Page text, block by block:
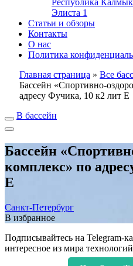
Республика
Элиста 1
Статьи и обзоры
Контакты
О нас
Политика
Главная страница » Все
Бассейн «Спортивно-
адресу Фучика, 10 к2 лит Е
В бассейн
Бассейн
комплекс» по
Е
Санкт-Петербург
В избранное
Подписывайтесь на Telegram-
интересное из мира